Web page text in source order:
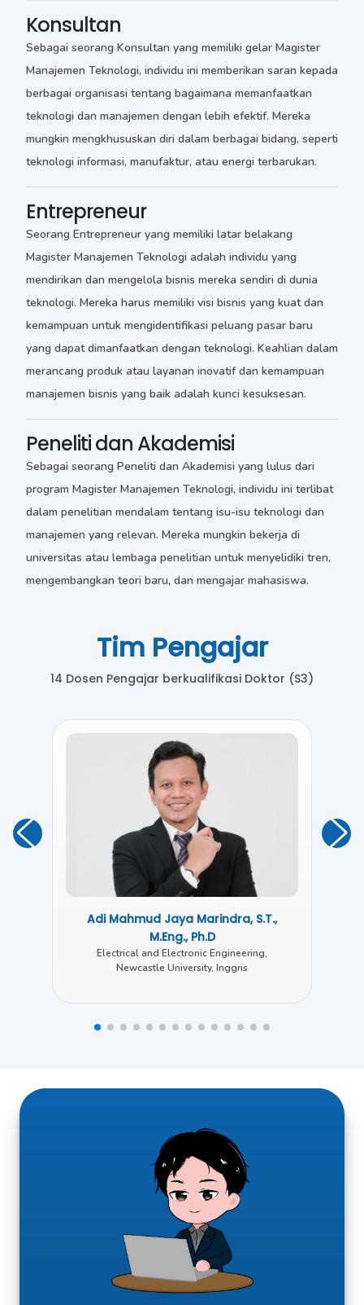
Konsultan
Sebagai seorang Konsultan yang memiliki gelar Magister
Manajemen Teknologi, individu ini memberikan saran kepada
berbagai organisasi tentang bagaimana memanfaatkan
teknologi dan manajemen dengan lebih efektif. Mereka
mungkin mengkhususkan diri dalam berbagai bidang, seperti
teknologi informasi, manufaktur, atau energi terbarukan.
Entrepreneur
Seorang Entrepreneur yang memiliki latar belakang
Magister Manajemen Teknologi adalah individu yang
mendirikan dan mengelola bisnis mereka sendiri di dunia
teknologi. Mereka harus memiliki visi bisnis yang kuat dan
kemampuan untuk mengidentifikasi peluang pasar baru
yang dapat dimanfaatkan dengan teknologi. Keahlian dalam
merancang produk atau layanan inovatif dan kemampuan
manajemen bisnis yang baik adalah kunci kesuksesan.
Peneliti dan Akademisi
Sebagai seorang Peneliti dan Akademisi yang lulus dari
program Magister Manajemen Teknologi, individu ini terlibat
dalam penelitian mendalam tentang isu-isu teknologi dan
manajemen yang relevan. Mereka mungkin bekerja di
universitas atau lembaga penelitian untuk menyelidiki tren,
mengembangkan teori baru, dan mengajar mahasiswa.
Tim Pengajar
14 Dosen Pengajar berkualifikasi Doktor (S3)
Adi Mahmud Jaya Marindra, S.T.,
M.Eng., Ph.D
Electrical and Electronic Engineering,
Newcastle University, Inggris